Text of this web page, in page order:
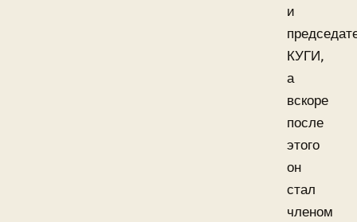
и
КУГИ,
а
вскоре
после
этого
он
стал
членом